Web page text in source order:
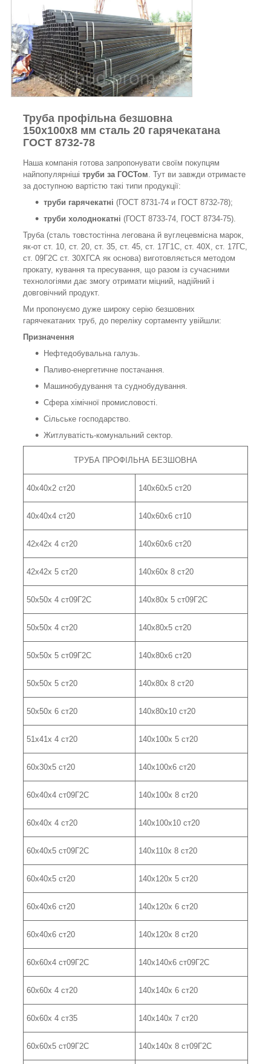
Труба профільна безшовна
150х100х8 мм сталь 20 гарячекатана
ГОСТ 8732-78
Наша компанія готова запропонувати своїм покупцям
найпопулярніші труби за ГОСТом. Тут ви завжди отримаєте
за доступною вартістю такі типи продукції:
труби гарячекатні (ГОСТ 8731-74 и ГОСТ 8732-78);
труби холоднокатні (ГОСТ 8733-74, ГОСТ 8734-75).
Труба (сталь товстостінна легована й вуглецевмісна марок,
як-от ст. 10, ст. 20, ст. 35, ст. 45, ст. 17Г1С, ст. 40Х, ст. 17ГС,
ст. 09Г2С ст. 30ХГСА як основа) виготовляється методом
прокату, кування та пресування, що разом із сучасними
технологіями дає змогу отримати міцний, надійний і
довговічний продукт.
Ми пропонуємо дуже широку серію безшовних
гарячекатаних труб, до переліку сортаменту увійшли:
Призначення
Нефтедобувальна галузь.
Паливо-енергетичне постачання.
Машинобудування та суднобудування.
Сфера хімічної промисловості.
Сільське господарство.
Житлуватість-комунальний сектор.
ТРУБА ПРОФІЛЬНА БЕЗШОВНА
40х40х2 ст20 140х60х5 ст20
40х40х4 ст20 140х60х6 ст10
42х42х 4 ст20 140х60х6 ст20
42х42х 5 ст20 140х60х 8 ст20
50х50х 4 ст09Г2С 140х80х 5 ст09Г2С
50х50х 4 ст20 140х80х5 ст20
50х50х 5 ст09Г2С 140х80х6 ст20
50х50х 5 ст20 140х80х 8 ст20
50х50х 6 ст20 140х80х10 ст20
51х41х 4 ст20 140х100х 5 ст20
60х30х5 ст20 140х100х6 ст20
60х40х4 ст09Г2С 140х100х 8 ст20
60х40х 4 ст20 140х100х10 ст20
60х40х5 ст09Г2С 140х110х 8 ст20
60х40х5 ст20 140х120х 5 ст20
60х40х6 ст20 140х120х 6 ст20
60х40х6 ст20 140х120х 8 ст20
60х60х4 ст09Г2С 140х140х6 ст09Г2С
60х60х 4 ст20 140х140х 6 ст20
60х60х 4 ст35 140х140х 7 ст20
60х60х5 ст09Г2С 140х140х 8 ст09Г2С